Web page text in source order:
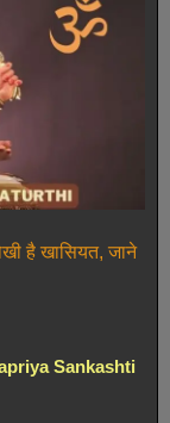
है खासियत, जाने
Sankashti